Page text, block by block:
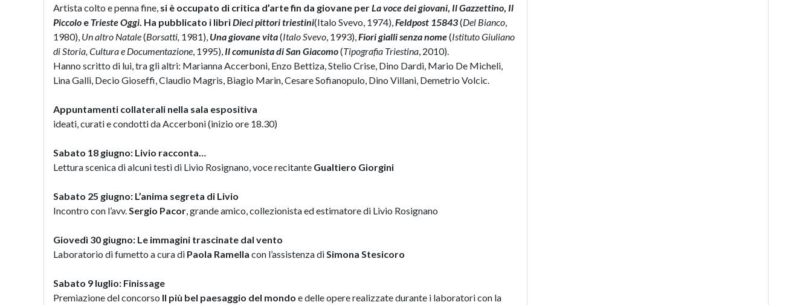
Artista colto e penna fine, si è occupato di critica d’arte fin da giovane perLa voce dei giovani Il Gazzettino Il
Piccolo e Trieste Oggi . Ha pubblicato i libriDieci pittori triestini(Italo Svevo, 1974), Feldpost 15843(Del Bianco
1980), Un altro Natale(Borsatti, 1981), Una giovane vita(Italo Svevo , 1993), Fiori gialli senza nome(Istituto Giuliano
di Storia, Cultura e Documentazione , 1995), Il comunista di San Giacomo(Tipografia Triestina , 2010).
Hanno scritto di lui, tra gli altri: Marianna Accerboni, Enzo Bettiza, Stelio Crise, Dino Dardi, Mario De Micheli,
Lina Galli, Decio Gioseffi, Claudio Magris, Biagio Marin, Cesare Sofianopulo, Dino Villani, Demetrio Volcic.
Appuntamenti collaterali nella sala espositiva
ideati, curati e condotti da Accerboni (inizio ore 18.30)
Sabato 18 giugno: Livio racconta…
Lettura scenica di alcuni testi di Livio Rosignano, voce recitante Gualtiero Giorgini
Sabato 25 giugno: L’anima segreta di Livio
Incontro con l’avv. Sergio Pacor , grande amico, collezionista ed estimatore di Livio Rosignano
Giovedì 30 giugno: Le immagini trascinate dal vento
Laboratorio di fumetto a cura di Paola Ramella con l’assistenza di Simona Stesicoro
Sabato 9 luglio: Finissage
Premiazione del concorso Il più bel paesaggio del mondo e delle opere realizzate durante i laboratori con la